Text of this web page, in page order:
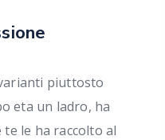
piuttosto
eta un ladro, ha
le ha raccolto al